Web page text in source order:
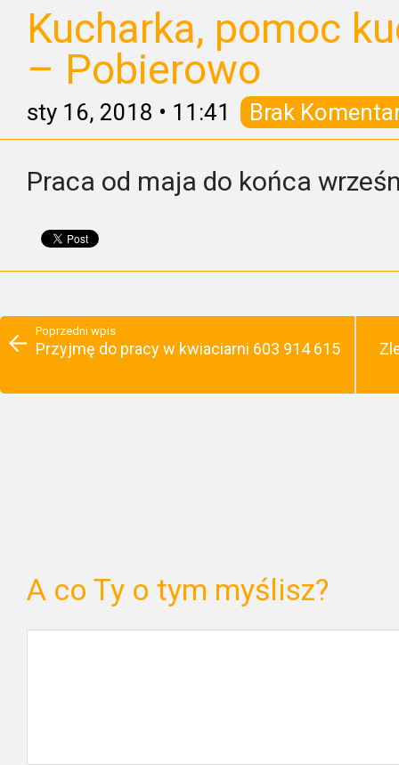
Kucharka, pomoc
– Pobierowo
sty 16, 2018 • 11:41 Brak
Praca od maja do końca
Poprzedni wpis
Przyjmę do pracy w kwiaciarni 603 914 615
A co Ty o tym myślisz?